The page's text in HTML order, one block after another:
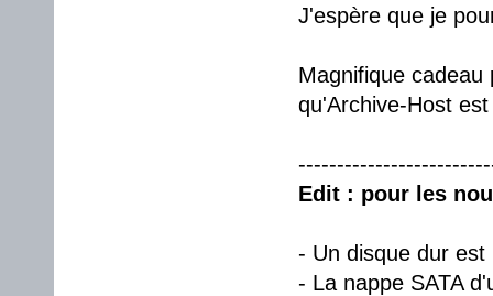
J'espère que je
Magnifique
qu'Archive-Host
Edit : pour les
- Un disque dur est
- La nappe SATA